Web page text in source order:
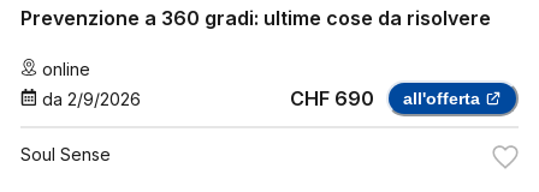
Prevenzione a 360 gradi: ultime cose da risolvere
online
da 2/9/2026 CHF 690 all'offerta
Soul Sense